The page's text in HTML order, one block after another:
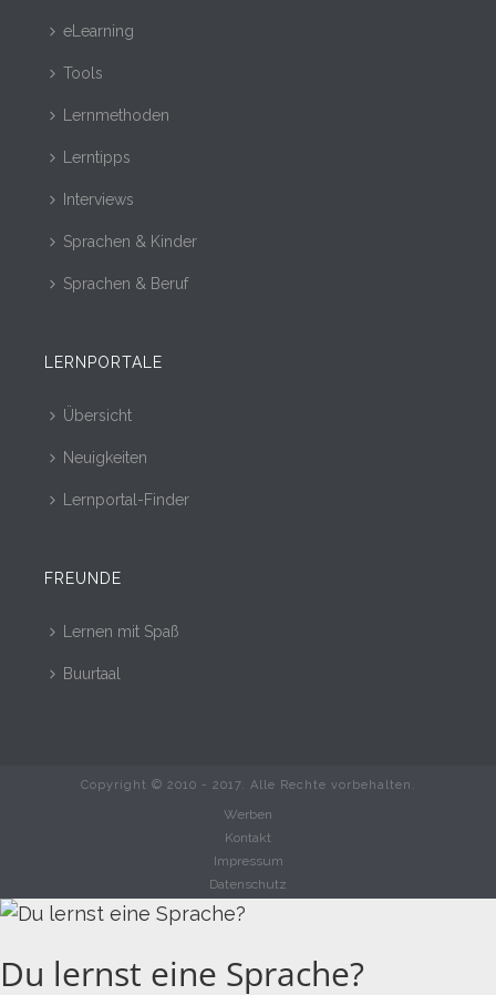
eLearning
Tools
Lernmethoden
Lerntipps
Interviews
Sprachen & Kinder
Sprachen & Beruf
LERNPORTALE
Übersicht
Neuigkeiten
Lernportal-Finder
FREUNDE
Lernen mit Spaß
Buurtaal
Copyright © 2010 - 2017. Alle Rechte vorbehalten.
Werben
Kontakt
Impressum
Datenschutz
Du lernst eine Sprache?